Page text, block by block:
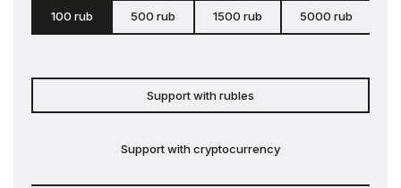
100 rub 500 rub 1500 rub 5000 rub
Support with rubles
Support with cryptocurrency